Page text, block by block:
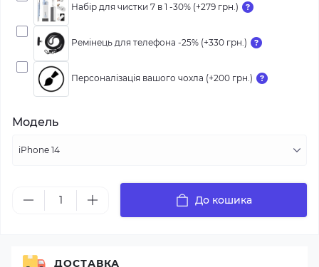
Набір для чистки 7 в 1 -30% (+279 грн.)
Ремінець для телефона -25% (+330 грн.)
Персоналізація вашого чохла (+200 грн.)
Модель
До кошика
ДОСТАВКА